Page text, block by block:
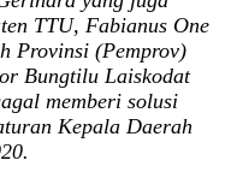
TTU, Fabianus One
Provinsi (Pemprov)
Bungtilu Laiskodat
memberi solusi
Kepala Daerah